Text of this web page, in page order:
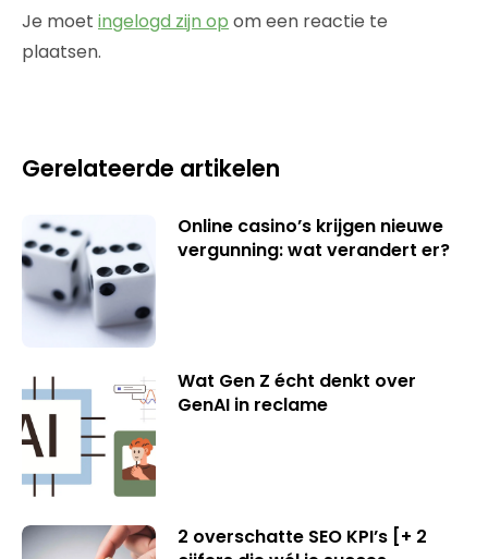
Je moet ingelogd zijn op om een reactie te
plaatsen.
Gerelateerde artikelen
Online casino’s krijgen nieuwe
vergunning: wat verandert er?
Wat Gen Z écht denkt over
GenAI in reclame
2 overschatte SEO KPI’s [+ 2